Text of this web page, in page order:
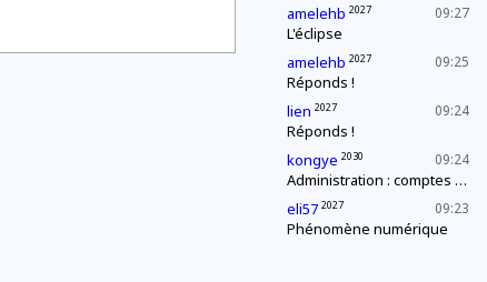
09:27
amelehb 2027
L'éclipse
09:25
amelehb 2027
Réponds !
09:24
lien 2027
Réponds !
09:24
kongye 2030
Administration : comptes annuels
09:23
eli57 2027
Phénomène numérique